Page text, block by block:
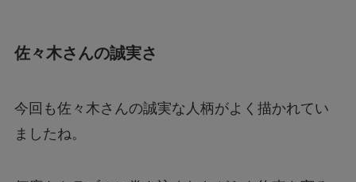
佐々木さんの誠実さ
今回も佐々木さんの誠実な人柄がよく描かれてい
ましたね。